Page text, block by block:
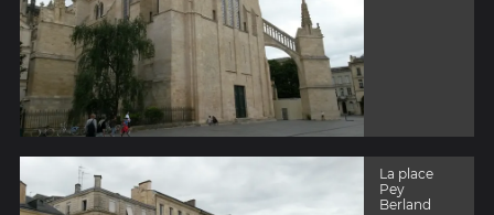
La place
Pey
Berland